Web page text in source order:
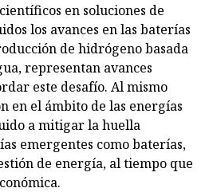
en soluciones de
los avances en las baterías
de hidrógeno basada
representan avances
este desafío. Al mismo
en el ámbito de las energías
a mitigar la huella
emergentes como baterías,
de energía, al tiempo que